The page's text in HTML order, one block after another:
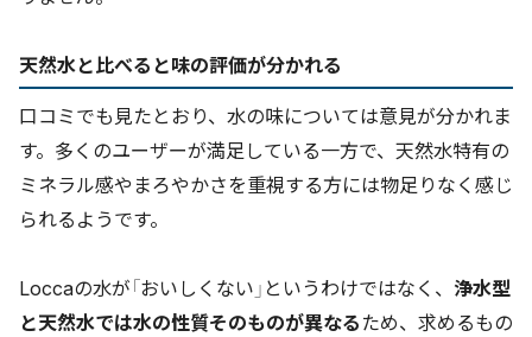
天然水と比べると味の評価が分かれる
口コミでも見たとおり、水の味については意見が分かれま
す。多くのユーザーが満足している一方で、天然水特有の
ミネラル感やまろやかさを重視する方には物足りなく感じ
られるようです。
Loccaの水が「おいしくない」というわけではなく、 浄水型
と天然水では水の性質そのものが異なるため、求めるもの